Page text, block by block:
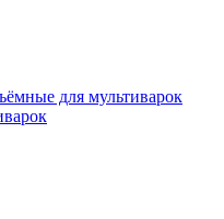
для мультиварок